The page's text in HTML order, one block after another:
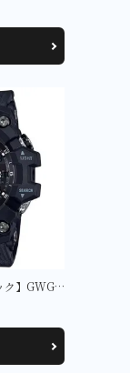
【G-SHOCK ジーショック】GWG-100-1AJF